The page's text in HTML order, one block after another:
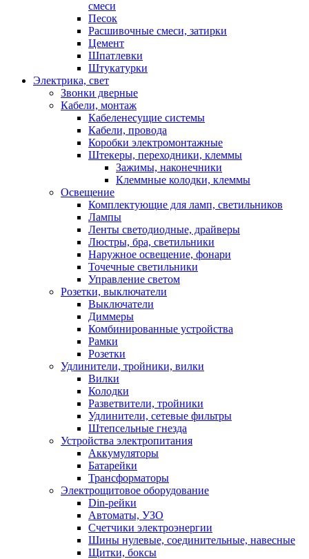
смеси
Песок
Расшивочные смеси, затирки
Цемент
Шпатлевки
Штукатурки
Электрика, свет
Звонки дверные
Кабели, монтаж
Кабеленесущие системы
Кабели, провода
Коробки электромонтажные
Штекеры, переходники, клеммы
Зажимы, наконечники
Клеммные колодки, клеммы
Освещение
Комплектующие для ламп, светильников
Лампы
Ленты светодиодные, драйверы
Люстры, бра, светильники
Наружное освещение, фонари
Точечные светильники
Управление светом
Розетки, выключатели
Выключатели
Диммеры
Комбинированные устройства
Рамки
Розетки
Удлинители, тройники, вилки
Вилки
Колодки
Разветвители, тройники
Удлинители, сетевые фильтры
Штепсельные гнезда
Устройства электропитания
Аккумуляторы
Батарейки
Трансформаторы
Электрощитовое оборудование
Din-рейки
Автоматы, УЗО
Счетчики электроэнергии
Шины нулевые, соединительные, навесные
Щитки, боксы